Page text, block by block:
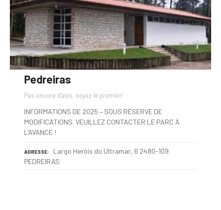
Pedreiras
Pas encore d'avis, soyez le premier!
INFORMATIONS DE 2025 – SOUS RÉSERVE DE
MODIFICATIONS. VEUILLEZ CONTACTER LE PARC À
L'AVANCE !
ADRESSE
Largo Heróis do Ultramar, 6 2480-109
PEDREIRAS